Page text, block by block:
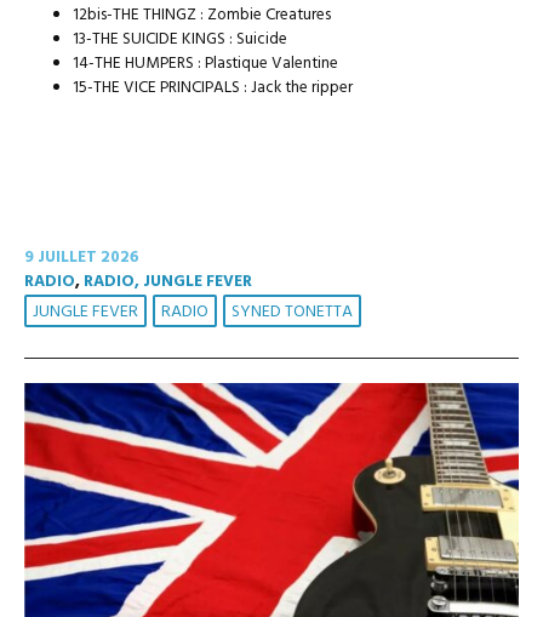
12bis-THE THINGZ : Zombie Creatures
13-THE SUICIDE KINGS : Suicide
14-THE HUMPERS : Plastique Valentine
15-THE VICE PRINCIPALS : Jack the ripper
9 JUILLET 2026
RADIO,RADIO, JUNGLE FEVER
JUNGLE FEVER RADIO SYNED TONETTA